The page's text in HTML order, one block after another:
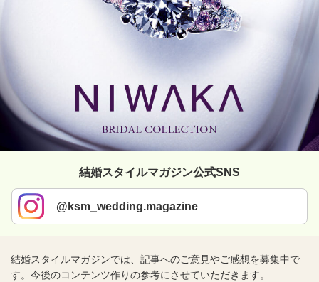
結婚スタイルマガジン公式SNS
@ksm_wedding.magazine
結婚スタイルマガジンでは、記事へのご意見やご感想を募集中で
す。今後のコンテンツ作りの参考にさせていただきます。